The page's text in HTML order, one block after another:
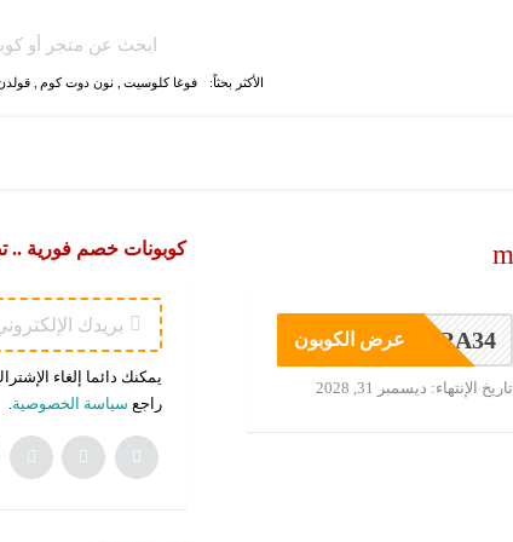
الأكثر بحثاً: فوغا كلوسيت نون دوت كوم
RA34 عرض الكوبون
تاريخ الإنتهاء: ديسمبر 31, 2028
كوبونات خصم فورية ..
يمكنك دائما إلغاء
راجع سياسة الخصوصية